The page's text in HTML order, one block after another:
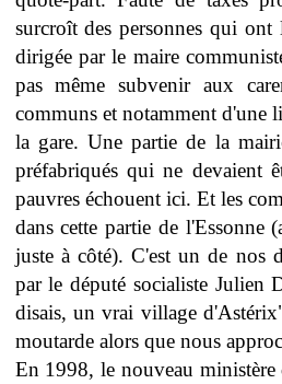
surcroît des personnes qui
dirigée par le maire
pas même subvenir aux
communs et notamment d'une
la gare. Une partie de la
préfabriqués qui ne devaient
pauvres échouent ici. Et les
dans cette partie de l'Essonne
juste à côté). C'est un de nos
par le député socialiste Julien
disais, un vrai village
moutarde alors que nous
En 1998, le nouveau